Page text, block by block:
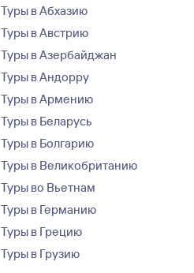
Туры в Абхазию
Туры в Австрию
Туры в Азербайджан
Туры в Андорру
Туры в Армению
Туры в Беларусь
Туры в Болгарию
Туры в Великобританию
Туры во Вьетнам
Туры в Германию
Туры в Грецию
Туры в Грузию